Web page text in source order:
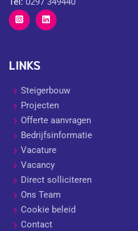
LINKS
Steigerbouw
Projecten
Offerte aanvragen
Bedrijfsinformatie
Vacature
Vacancy
Direct solliciteren
Ons Team
Cookie beleid
Contact